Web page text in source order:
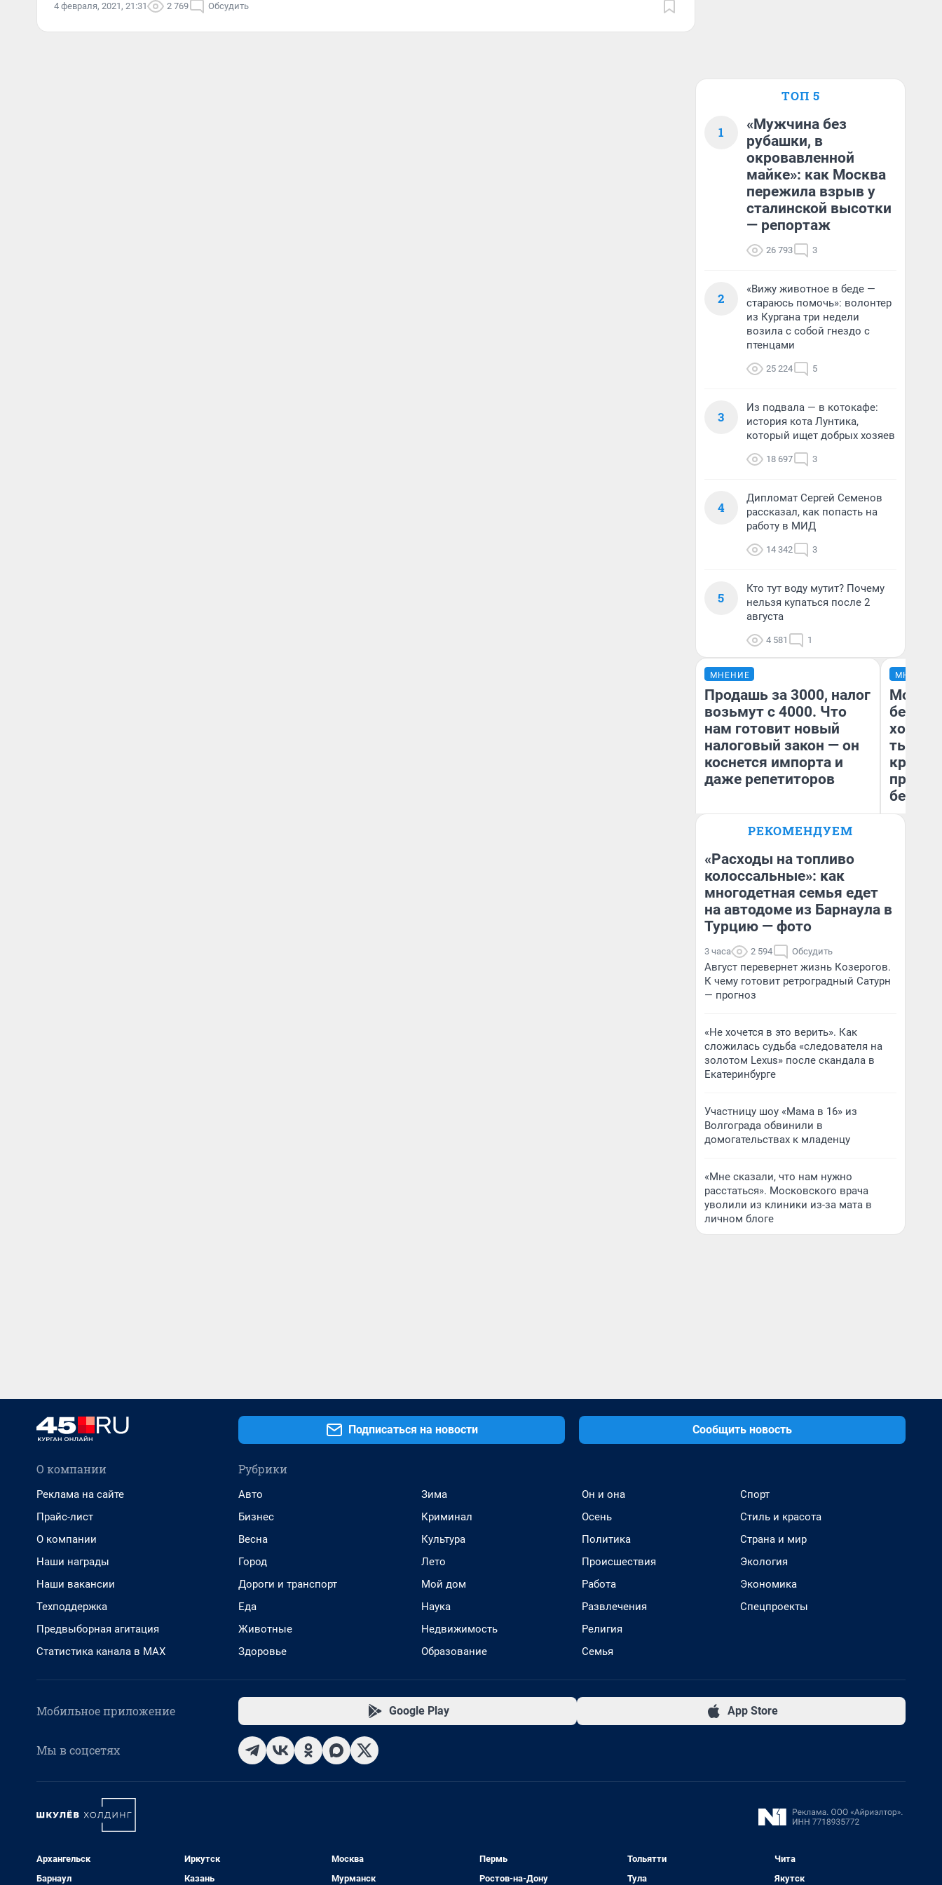
4 февраля, 2021, 21:31 2 769 Обсудить
ТОП 5
1
«Мужчина без
рубашки, в
окровавленной
майке»: как Москва
пережила взрыв у
сталинской высотки
— репортаж
26 793 3
2
«Вижу животное в беде —
стараюсь помочь»: волонтер
из Кургана три недели
возила с собой гнездо с
птенцами
25 224 5
3
Из подвала — в котокафе:
история кота Лунтика,
который ищет добрых хозяев
18 697 3
4
Дипломат Сергей Семенов
рассказал, как попасть на
работу в МИД
14 342 3
5
Кто тут воду мутит? Почему
нельзя купаться после 2
августа
4 581 1
МНЕНИЕ
Продашь за 3000, налог
возьмут с 4000. Что
нам готовит новый
налоговый закон — он
коснется импорта и
даже репетиторов
Анастасия Завгородняя
МНЕНИЕ
Мой
хотела
тысяч,
РЕКОМЕНДУЕМ
«Расходы на топливо
колоссальные»: как
многодетная семья едет
на автодоме из Барнаула в
Турцию — фото
3 часа 2 594 Обсудить
Август перевернет жизнь Козерогов.
К чему готовит ретроградный Сатурн
— прогноз
«Не хочется в это верить». Как
сложилась судьба «следователя на
золотом Lexus» после скандала в
Екатеринбурге
Участницу шоу «Мама в 16» из
Волгограда обвинили в
домогательствах к младенцу
«Мне сказали, что нам нужно
расстаться». Московского врача
уволили из клиники из-за мата в
личном блоге
Подписаться на новости Сообщить новость
О компании
Реклама на сайте
Прайс-лист
О компании
Наши награды
Наши вакансии
Техподдержка
Предвыборная агитация
Статистика канала в MAX
Рубрики
Авто
Бизнес
Весна
Город
Дороги и транспорт
Еда
Животные
Здоровье
Зима
Криминал
Культура
Лето
Мой дом
Наука
Недвижимость
Образование
Он и она
Осень
Политика
Происшествия
Работа
Развлечения
Религия
Семья
Спорт
Стиль и красота
Страна и мир
Экология
Экономика
Спецпроекты
Мобильное приложение Google Play App Store
Мы в соцсетях
Архангельск
Барнаул
Иркутск
Казань
Москва
Мурманск
Пермь
Ростов-на-Дону
Тольятти
Тула
Чита
Якутск